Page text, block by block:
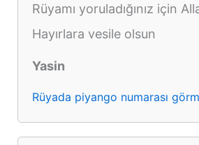
Rüyamı yoruladığınız için
Hayırlara vesile olsun
Yasin
Rüyada piyango numarası